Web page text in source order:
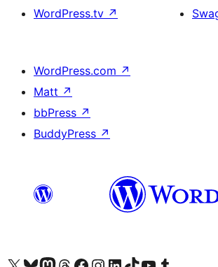
WordPress.tv ↗
WordPress.com ↗
Matt ↗
bbPress ↗
BuddyPress ↗